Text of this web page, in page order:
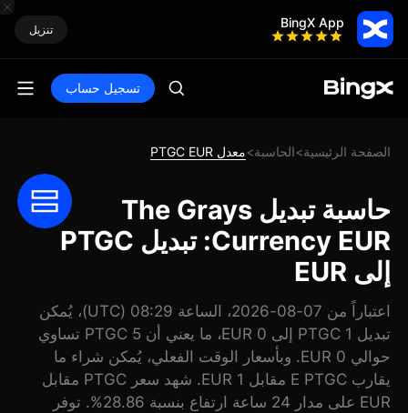
BingX App تنزيل
تسجيل حساب
الصفحة الرئيسية>الحاسبة>معدل PTGC EUR
حاسبة تبديل The Grays
Currency EUR: تبديل PTGC
إلى EUR
اعتباراً من 07-08-2026، الساعة 08:29 (UTC)، يُمكن
تبديل 1 PTGC إلى 0 EUR، ما يعني أن 5 PTGC تساوي
حوالي 0 EUR. وبأسعار الوقت الفعلي، يُمكن شراء ما
يقارب E PTGC مقابل 1 EUR. شهد سعر PTGC مقابل
EUR على مدار 24 ساعة ارتفاع بنسبة 28.86%. توفر